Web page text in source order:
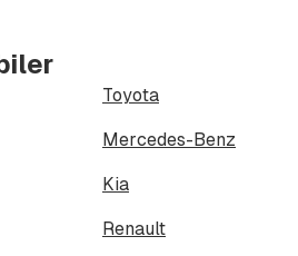
Toyota
Mercedes-Benz
Kia
Renault